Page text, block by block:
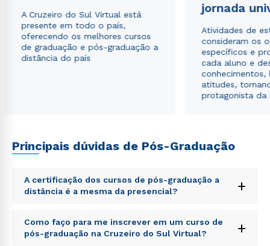
A Cruzeiro do Sul Virtual está
presente em todo o país,
oferecendo os melhores cursos
de graduação e pós-graduação a
distância do país
jornada
Atividades de
consideram os
específicos e
cada aluno e
conhecimentos,
atitudes,
protagonista da
Principais dúvidas de Pós-Graduação
A certificação dos cursos de pós-graduação a
distância é a mesma da presencial?
+
Sed ut perspiciatis unde omnis iste natus error sit
voluptatem accusantium doloremque laudantium,
totam rem aperiam, eaque ipsa quae ab illo inventore
Como faço para me inscrever em um curso de
pós-graduação na Cruzeiro do Sul Virtual?
+